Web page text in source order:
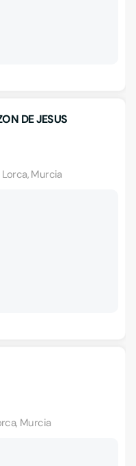
DE JESUS
Murcia
Murcia